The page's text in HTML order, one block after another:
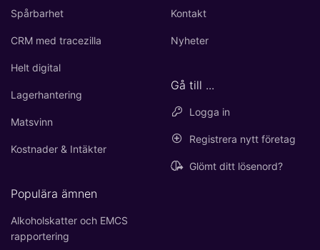
Spårbarhet
CRM med tracezilla
Helt digital
Lagerhantering
Matsvinn
Kostnader & Intäkter
Populära ämnen
Alkoholskatter och EMCS
rapportering
Kontakt
Nyheter
Gå till ...
Logga in
Registrera nytt företag
Glömt ditt lösenord?